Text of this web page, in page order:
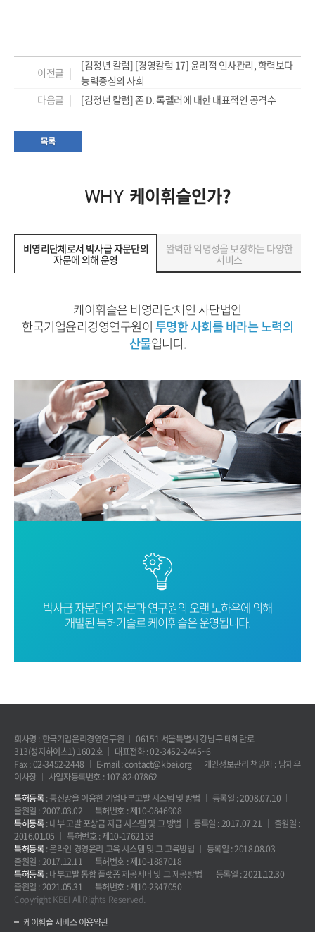
이전글 |
[김정년 칼럼] [경영칼럼 17] 윤리적 인사관리, 학력보다
능력중심의 사회
다음글 |
[김정년 칼럼] 존 D. 록펠러에 대한 대표적인 공격수
WHY 케이휘슬인가?
비영리단체로서 박사급 자문단의
자문에 의해 운영
완벽한 익명성을 보장하는 다양한
서비스
케이휘슬은 비영리단체인 사단법인
한국기업윤리경영연구원이투명한 사회를 바라는 노력의
산물입니다.
박사급 자문단의 자문과 연구원의 오랜노하우에 의해
개발된 특허기술로케이휘슬은 운영됩니다.
회사명 : 한국기업윤리경영연구원
06151 서울특별시 강남구 테헤란로
313(성지하이츠1) 1602호
대표전화 : 02-3452-2445~6
Fax : 02-3452-2448
E-mail : contact@kbei.org
개인정보관리 책임자 : 남재우
이사장
사업자등록번호 : 107-82-07862
특허등록: 통신망을 이용한 기업내부고발 시스템 및 방법
등록일 : 2008.07.10
출원일 : 2007.03.02
특허번호 : 제10-0846908
특허등록: 내부 고발 포상금 지급 시스템 및 그 방법 등록일 : 2017.07.21
출원일 :
2016.01.05
특허번호 : 제10-1762153
특허등록: 온라인 경영윤리 교육 시스템 및 그 교육방법
등록일 : 2018.08.03
출원일 : 2017.12.11
특허번호 : 제10-1887018
특허등록: 내부고발 통합 플랫폼 제공서버 및 그 제공방법
등록일 : 2021.12.30
출원일 : 2021.05.31
특허번호 : 제10-2347050
Copyright KBEI All Rights Reserved.
케이휘슬 서비스 이용약관